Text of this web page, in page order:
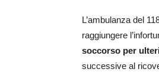
L’ambulanza del
raggiungere
soccorso per
successive al